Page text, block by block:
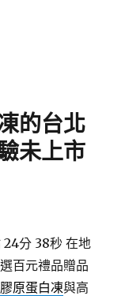
的台北
未上市
24分 38秒在地
百元禮品贈品
膠原蛋白凍與高